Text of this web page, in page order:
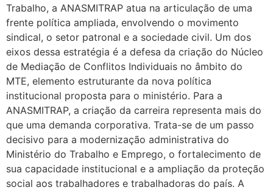
Trabalho, a ANASMITRAP atua na articulação de uma
frente política ampliada, envolvendo o movimento
sindical, o setor patronal e a sociedade civil. Um dos
eixos dessa estratégia é a defesa da criação do Núcleo
de Mediação de Conflitos Individuais no âmbito do
MTE, elemento estruturante da nova política
institucional proposta para o ministério. Para a
ANASMITRAP, a criação da carreira representa mais do
que uma demanda corporativa. Trata-se de um passo
decisivo para a modernização administrativa do
Ministério do Trabalho e Emprego, o fortalecimento de
sua capacidade institucional e a ampliação da proteção
social aos trabalhadores e trabalhadoras do país. A